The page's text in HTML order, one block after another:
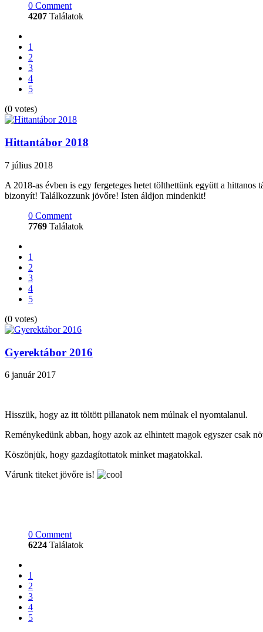
0 Comment
4207 Találatok
1
2
3
4
5
(0 votes)
Hittantábor 2018
7 július 2018
A 2018-as évben is egy fergeteges hetet tölthettünk együtt a
bizonyít! Találkozzunk jövőre! Isten áldjon mindenkit!
0 Comment
7769 Találatok
1
2
3
4
5
(0 votes)
Gyerektábor 2016
6 január 2017
Hisszük, hogy az itt töltött pillanatok nem múlnak el nyomtalanul.
Reménykedünk abban, hogy azok az elhintett magok egyszer csak
Köszönjük, hogy gazdagítottatok minket magatokkal.
Várunk titeket jövőre is!
0 Comment
6224 Találatok
1
2
3
4
5